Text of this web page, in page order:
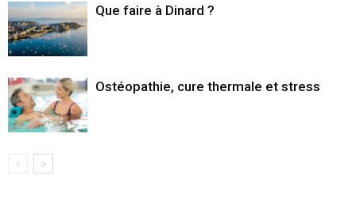
Que faire à Dinard ?
Ostéopathie, cure thermale et stress